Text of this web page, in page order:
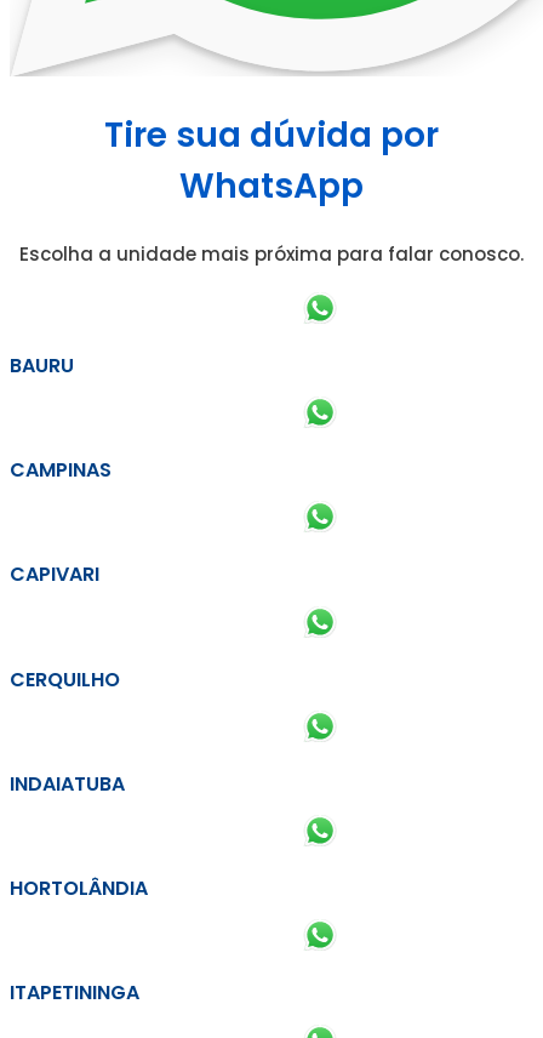
Tire sua dúvida por
WhatsApp
Escolha a unidade mais próxima para falar conosco.
BAURU
CAMPINAS
CAPIVARI
CERQUILHO
INDAIATUBA
HORTOLÂNDIA
ITAPETININGA